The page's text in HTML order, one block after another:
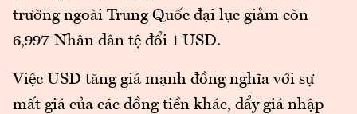
trường ngoài Trung Quốc đại lục giảm còn
6,997 Nhân dân tệ đổi 1 USD.
Việc USD tăng giá mạnh đồng nghĩa với sự
mất giá của các đồng tiền khác, đẩy giá nhập